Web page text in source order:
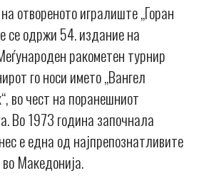
отвореното игралиште „Горан
се одржи 54. издание на
ракометен турнир
го носи името „Вангел
во чест на поранешниот
Во 1973 година започнала
е една од најпрепознатливите
Македонија.